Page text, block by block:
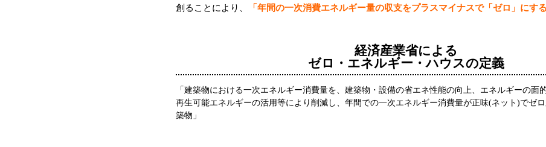
創ることにより、
「年間の一次消費エネルギー量の収支をプラスマイナスで「ゼロ」にす
経済産業省による
ゼロ・エネルギー・ハウスの定義
「建築物における一次エネルギー消費量を、建築物・設備の省エネ性能の向上、エネルギーの面
再生可能エネルギーの活用等により削減し、年間での一次エネルギー消費量が正味(ネット)でゼ
築物」